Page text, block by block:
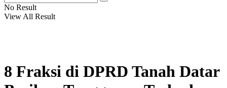
No Result
View All Result
8 Fraksi di DPRD Tanah Datar